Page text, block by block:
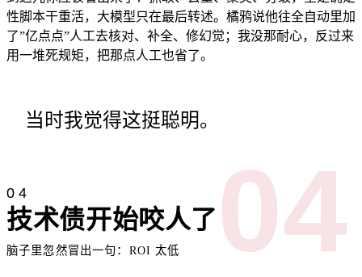
性脚本干重活，大模型只在最后转述。橘鸦说他往全自动里加
了”亿点点”人工去核对、补全、修幻觉；我没那耐心，反过来
用一堆死规矩，把那点人工也省了。
当时我觉得这挺聪明。
04
技术债开始咬人了 04
脑子里忽然冒出一句：ROI 太低